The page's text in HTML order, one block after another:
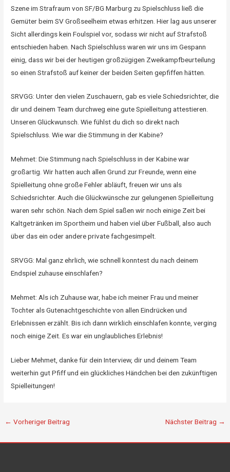
Szene im Strafraum von SF/BG Marburg zu Spielschluss ließ die
Gemüter beim SV Großseelheim etwas erhitzen. Hier lag aus unserer
Sicht allerdings kein Foulspiel vor, sodass wir nicht auf Strafstoß
entschieden haben. Nach Spielschluss waren wir uns im Gespann
einig, dass wir bei der heutigen großzügigen Zweikampfbeurteilung
so einen Strafstoß auf keiner der beiden Seiten gepfiffen hätten.
SRVGG: Unter den vielen Zuschauern, gab es viele Schiedsrichter, die
dir und deinem Team durchweg eine gute Spielleitung attestieren.
Unseren Glückwunsch. Wie fühlst du dich so direkt nach
Spielschluss. Wie war die Stimmung in der Kabine?
Mehmet: Die Stimmung nach Spielschluss in der Kabine war
großartig. Wir hatten auch allen Grund zur Freunde, wenn eine
Spielleitung ohne große Fehler abläuft, freuen wir uns als
Schiedsrichter. Auch die Glückwünsche zur gelungenen Spielleitung
waren sehr schön. Nach dem Spiel saßen wir noch einige Zeit bei
Kaltgetränken im Sportheim und haben viel über Fußball, also auch
über das ein oder andere private fachgesimpelt.
SRVGG: Mal ganz ehrlich, wie schnell konntest du nach deinem
Endspiel zuhause einschlafen?
Mehmet: Als ich Zuhause war, habe ich meiner Frau und meiner
Tochter als Gutenachtgeschichte von allen Eindrücken und
Erlebnissen erzählt. Bis ich dann wirklich einschlafen konnte, verging
noch einige Zeit. Es war ein unglaubliches Erlebnis!
Lieber Mehmet, danke für dein Interview, dir und deinem Team
weiterhin gut Pfiff und ein glückliches Händchen bei den zukünftigen
Spielleitungen!
← Vorheriger Beitrag Nächster Beitrag →